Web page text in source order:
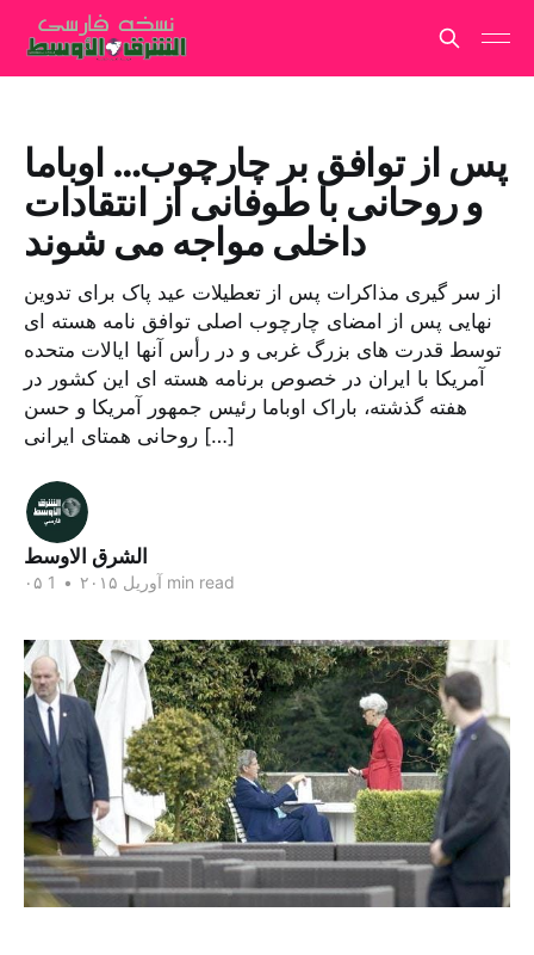
پس از توافق بر چارچوب… اوباما
و روحانی با طوفانی از انتقادات
داخلی مواجه می شوند
از سر گیری مذاکرات پس از تعطیلات عید پاک برای تدوین
نهایی پس از امضای چارچوب اصلی توافق نامه هسته ای
توسط قدرت های بزرگ غربی و در رأس آنها ایالات متحده
آمریکا با ایران در خصوص برنامه هسته ای این کشور در
هفته گذشته، باراک اوباما رئیس جمهور آمریکا و حسن
روحانی همتای ایرانی […]
الشرق الاوسط
۰۵ آوریل ۲۰۱۵ • 1 min read